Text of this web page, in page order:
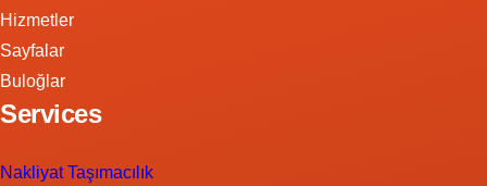
Hizmetler
Sayfalar
Buloğlar
Services
Nakliyat Taşımacılık